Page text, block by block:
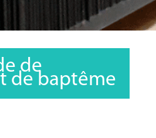
de
de baptême